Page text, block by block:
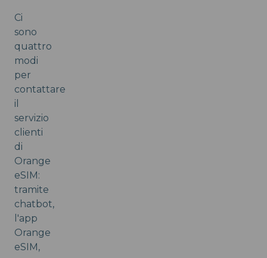
Ci
sono
quattro
modi
per
contattare
il
servizio
clienti
di
Orange
eSIM:
tramite
chatbot,
l'app
Orange
eSIM,